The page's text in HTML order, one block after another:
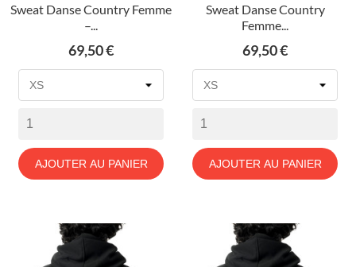
Sweat Danse Country Femme
–...
Prix
69,50 €
AJOUTER AU PANIER
Sweat Danse Country
Femme...
Prix
69,50 €
AJOUTER AU PANIER